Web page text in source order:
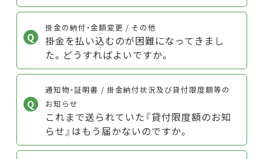
掛金の納付・金額変更 / その他
掛金を払い込むのが困難になってきまし
た。どうすればよいですか。
通知物・証明書 / 掛金納付状況及び貸付限度額等の
お知らせ
これまで送られていた『貸付限度額のお知
らせ』はもう届かないのですか。